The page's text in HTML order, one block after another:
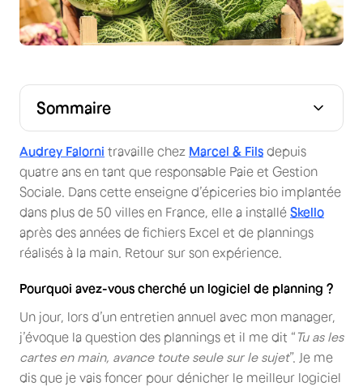
Audrey Falorni travaille chez Marcel & Fils depuis
quatre ans en tant que responsable Paie et Gestion
Sociale. Dans cette enseigne d’épiceries bio implantée
dans plus de 50 villes en France, elle a installé Skello
après des années de fichiers Excel et de plannings
réalisés à la main. Retour sur son expérience.
Pourquoi avez-vous cherché un logiciel de planning ?
Un jour, lors d’un entretien annuel avec mon manager,
j’évoque la question des plannings et il me dit “ Tu as les
cartes en main, avance toute seule sur le sujet”. Je me
dis que je vais foncer pour dénicher le meilleur logiciel
Sommaire